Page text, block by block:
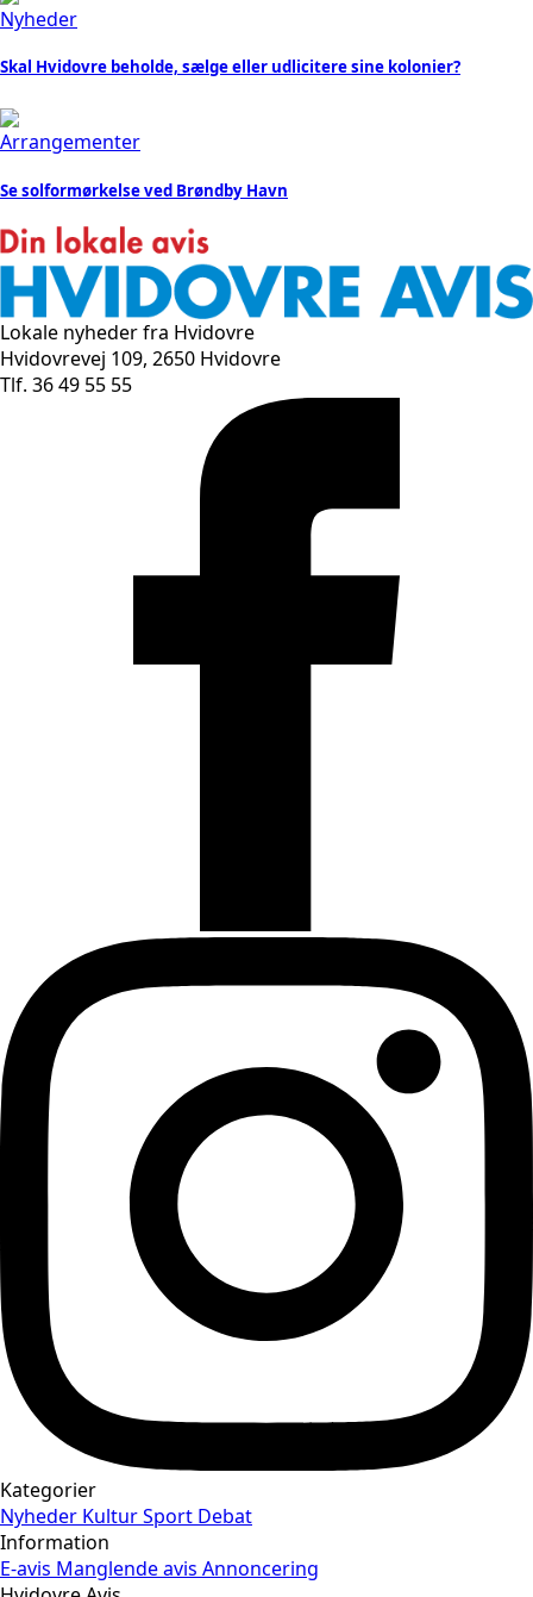
Nyheder
Skal Hvidovre beholde, sælge eller udlicitere sine kolonier?
Arrangementer
Se solformørkelse ved Brøndby Havn
Lokale nyheder fra Hvidovre
Hvidovrevej 109, 2650 Hvidovre
Tlf. 36 49 55 55
Kategorier
Nyheder KulturSport Debat
Information
E-avis Manglende avis Annoncering